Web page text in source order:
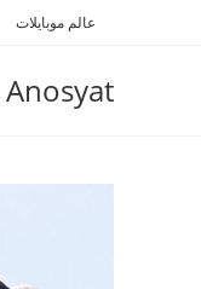
عالم موبايلات
Anosyat